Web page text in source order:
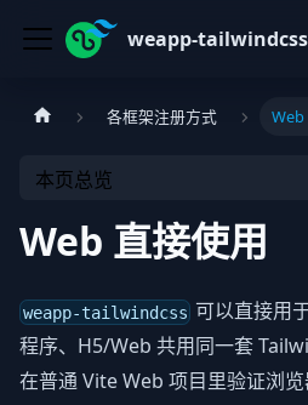
weapp-tailwindcss
各框架注册方式 Web
本页总览
Web 直接使用
weapp-tailwindcss 可以直接用
程序、H5/Web 共用同一套
在普通 Vite Web 项目里验证浏览